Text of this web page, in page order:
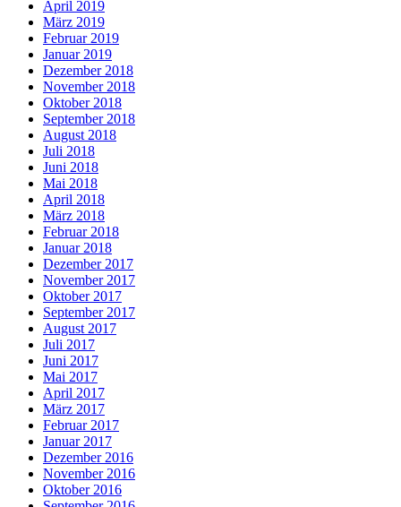
April 2019
März 2019
Februar 2019
Januar 2019
Dezember 2018
November 2018
Oktober 2018
September 2018
August 2018
Juli 2018
Juni 2018
Mai 2018
April 2018
März 2018
Februar 2018
Januar 2018
Dezember 2017
November 2017
Oktober 2017
September 2017
August 2017
Juli 2017
Juni 2017
Mai 2017
April 2017
März 2017
Februar 2017
Januar 2017
Dezember 2016
November 2016
Oktober 2016